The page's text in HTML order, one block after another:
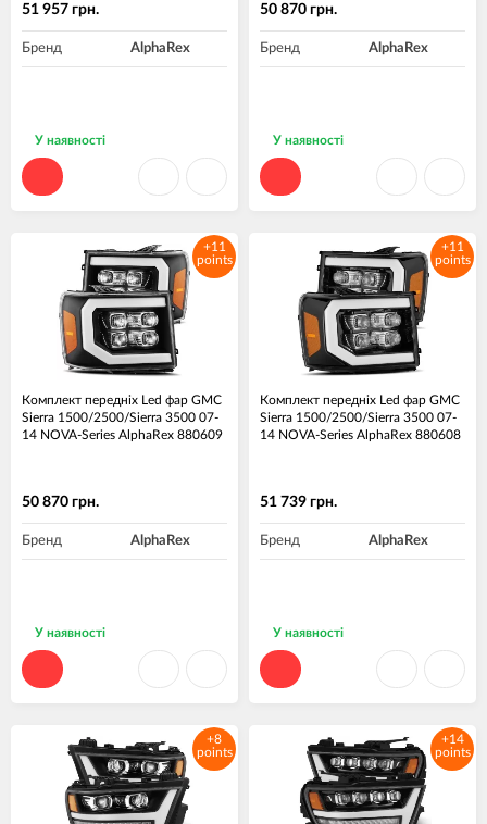
51 957 грн.
Бренд AlphaRex
У наявності
50 870 грн.
Бренд AlphaRex
У наявності
+11
points
Комплект передніх Led фар GMC
Sierra 1500/2500/Sierra 3500 07-
14 NOVA-Series AlphaRex 880609
50 870 грн.
Бренд AlphaRex
У наявності
+11
points
Комплект передніх Led фар GMC
Sierra 1500/2500/Sierra 3500 07-
14 NOVA-Series AlphaRex 880608
51 739 грн.
Бренд AlphaRex
У наявності
+8
points
+14
points